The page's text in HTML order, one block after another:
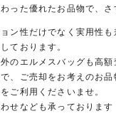
った優れたお品物で、さ
ン性だけでなく実用性も
ております。
のエルメスバッグも高
、ご売却をお考えのお品
ご利用くださいませ。
せなども承っております